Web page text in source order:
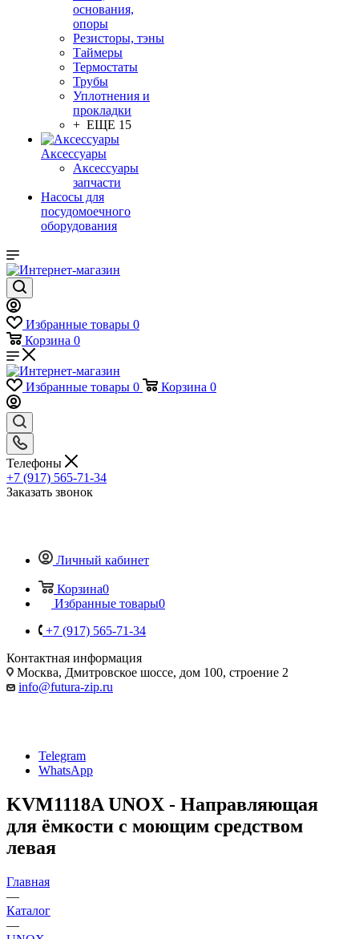
основания,
опоры
Резисторы, тэны
Таймеры
Термостаты
Трубы
Уплотнения и
прокладки
+ ЕЩЕ 15
Аксессуары
Аксессуары
запчасти
Насосы для
посудомоечного
оборудования
Избранные товары 0
Корзина 0
Избранные товары 0 Корзина 0
Телефоны
+7 (917) 565-71-34
Заказать звонок
Личный кабинет
Корзина0
Избранные товары0
+7 (917) 565-71-34
Контактная информация
Москва, Дмитровское шоссе, дом 100, строение 2
info@futura-zip.ru
Telegram
WhatsApp
KVM1118A UNOX - Направляющая
для ёмкости с моющим средством
левая
Главная
—
Каталог
—